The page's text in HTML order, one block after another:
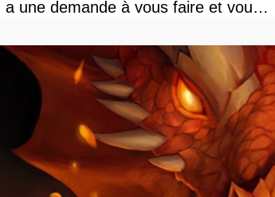
a une demande à vous faire et vous